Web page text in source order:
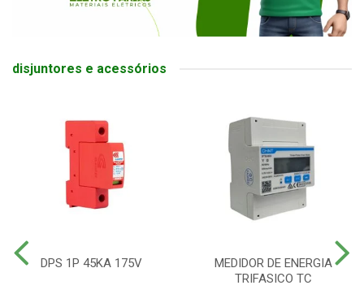
disjuntores e acessórios
DPS 1P 45KA 175V
MEDIDOR DE ENERGIA
TRIFASICO TC